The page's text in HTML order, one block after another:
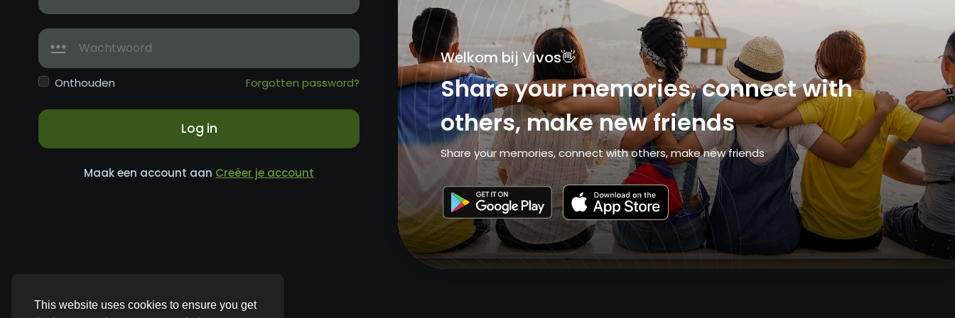
This website uses cookies to ensure you get
Onthouden Forgotten password?
Log in
Maak een account aan Creëer je account
Welkom bij Vivos👋
Share your memories, connect with
others, make new friends
Share your memories, connect with others, make new friends